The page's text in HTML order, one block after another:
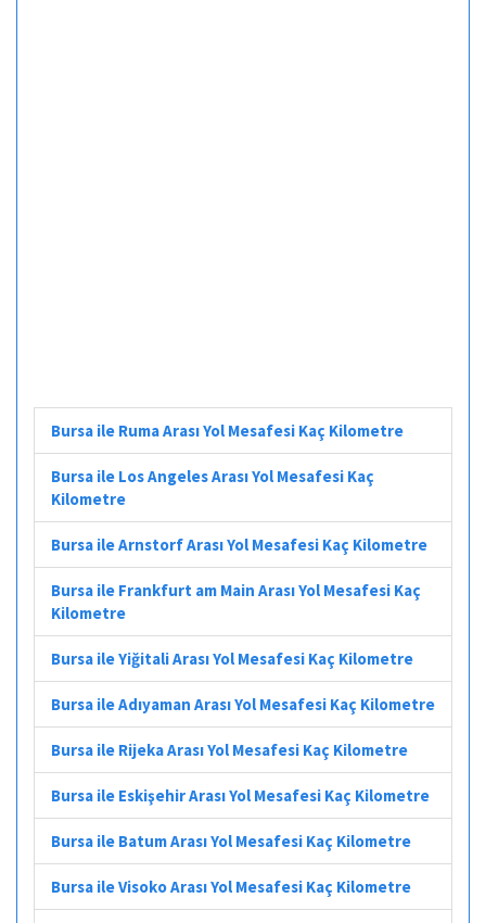
Bursa ile Ruma Arası Yol Mesafesi Kaç Kilometre
Bursa ile Los Angeles Arası Yol Mesafesi Kaç
Kilometre
Bursa ile Arnstorf Arası Yol Mesafesi Kaç Kilometre
Bursa ile Frankfurt am Main Arası Yol Mesafesi Kaç
Kilometre
Bursa ile Yiğitali Arası Yol Mesafesi Kaç Kilometre
Bursa ile Adıyaman Arası Yol Mesafesi Kaç Kilometre
Bursa ile Rijeka Arası Yol Mesafesi Kaç Kilometre
Bursa ile Eskişehir Arası Yol Mesafesi Kaç Kilometre
Bursa ile Batum Arası Yol Mesafesi Kaç Kilometre
Bursa ile Visoko Arası Yol Mesafesi Kaç Kilometre